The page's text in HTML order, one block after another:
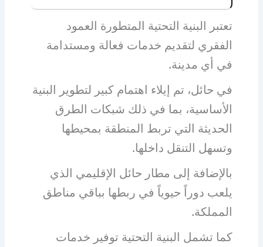
تعتبر البنية التحتية المتطورة العمود
الفقري لتقديم خدمات فعالة ومستدامة
في أي مدينة.
في حائل، تم إيلاء اهتمام كبير لتطوير البنية
الأساسية، بما في ذلك شبكات الطرق
الحديثة التي تربط المنطقة بمحيطها
وتسهل التنقل داخلها.
بالإضافة إلى مطار حائل الإقليمي الذي
يلعب دوراً حيوياً في ربطها بباقي مناطق
المملكة.
كما تشمل البنية التحتية توفير خدمات